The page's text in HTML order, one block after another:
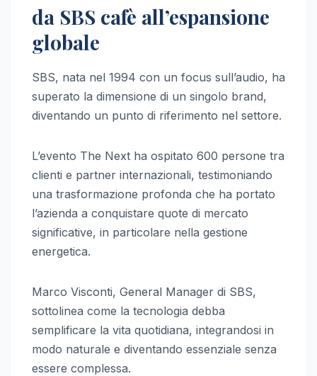
da SBS cafè all’espansione
globale
SBS, nata nel 1994 con un focus sull’audio, ha
superato la dimensione di un singolo brand,
diventando un punto di riferimento nel settore.
L’evento The Next ha ospitato 600 persone tra
clienti e partner internazionali, testimoniando
una trasformazione profonda che ha portato
l’azienda a conquistare quote di mercato
significative, in particolare nella gestione
energetica.
Marco Visconti, General Manager di SBS,
sottolinea come la tecnologia debba
semplificare la vita quotidiana, integrandosi in
modo naturale e diventando essenziale senza
essere complessa.